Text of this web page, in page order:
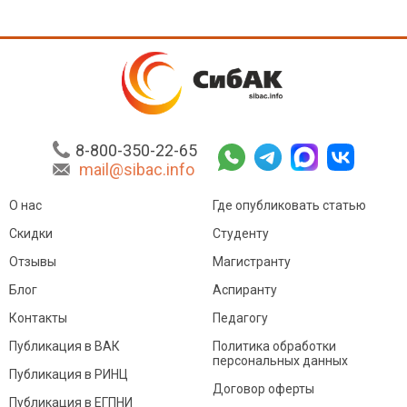
8-800-350-22-65
mail@sibac.info
О нас
Скидки
Отзывы
Блог
Контакты
Где опубликовать статью
Студенту
Магистранту
Аспиранту
Педагогу
Публикация в ВАК
Публикация в РИНЦ
Публикация в ЕГПНИ
Политика обработки
персональных данных
Договор оферты